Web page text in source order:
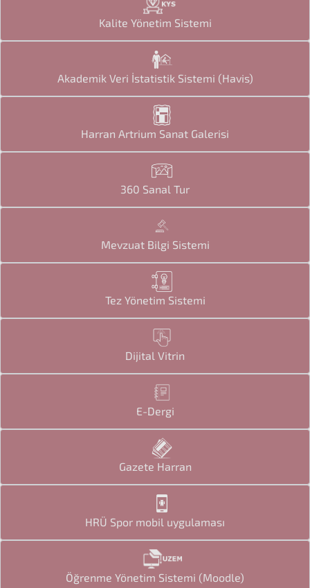
Kalite Yönetim Sistemi
Akademik Veri İstatistik Sistemi (Havis)
Harran Artrium Sanat Galerisi
360 Sanal Tur
Mevzuat Bilgi Sistemi
Tez Yönetim Sistemi
Dijital Vitrin
E-Dergi
Gazete Harran
HRÜ Spor mobil uygulaması
Öğrenme Yönetim Sistemi (Moodle)